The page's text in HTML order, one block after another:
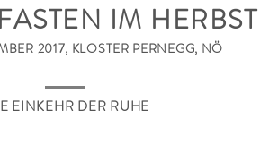
IM HERBST
2017, KLOSTER PERNEGG, NÖ
EINKEHR DER RUHE